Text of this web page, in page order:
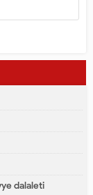
dalaleti